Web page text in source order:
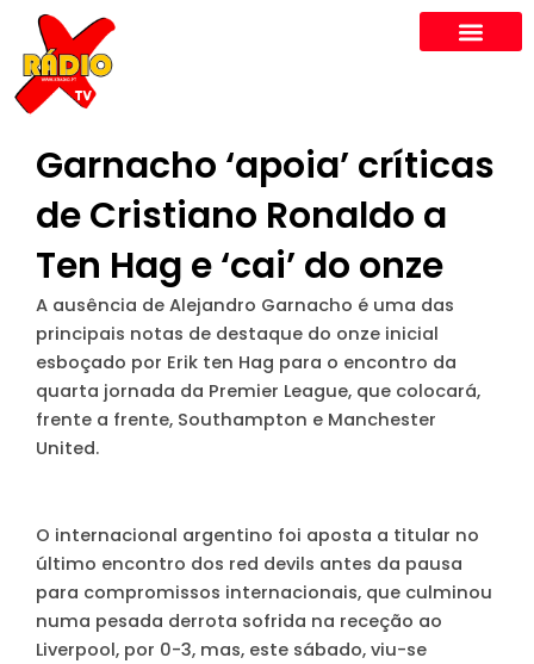
content
Garnacho ‘apoia’ críticas
de Cristiano Ronaldo a
Ten Hag e ‘cai’ do onze
A ausência de Alejandro Garnacho é uma das
principais notas de destaque do onze inicial
esboçado por Erik ten Hag para o encontro da
quarta jornada da Premier League, que colocará,
frente a frente, Southampton e Manchester
United.
O internacional argentino foi aposta a titular no
último encontro dos red devils antes da pausa
para compromissos internacionais, que culminou
numa pesada derrota sofrida na receção ao
Liverpool, por 0-3, mas, este sábado, viu-se